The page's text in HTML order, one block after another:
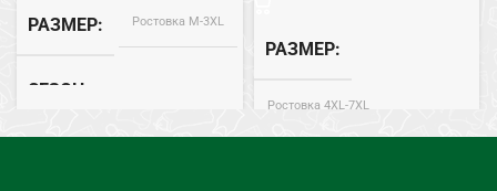
РАЗМЕР Ростовка M-3XL
СЕЗОН
РАЗМЕР
Ростовка 4XL-7XL